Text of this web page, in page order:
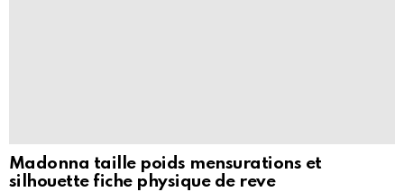
Madonna taille poids mensurations et
silhouette fiche physique de reve